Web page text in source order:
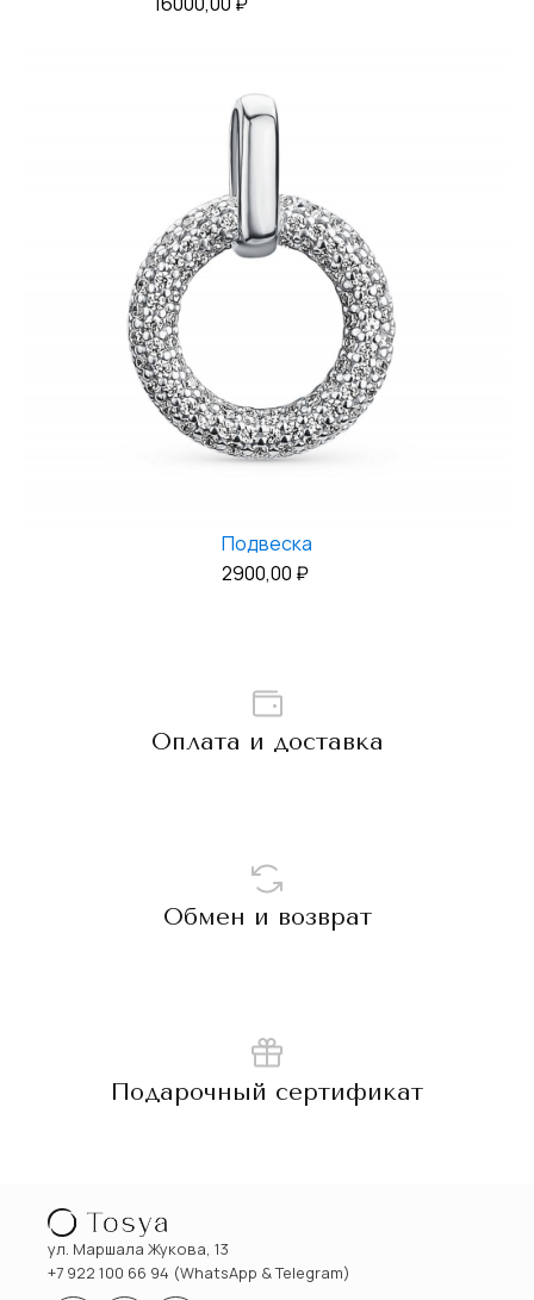
Подвеска
2900,00 ₽
Оплата и доставка
Обмен и возврат
Подарочный сертификат
ул. Маршала Жукова, 13
+7 922 100 66 94 (WhatsApp & Telegram)